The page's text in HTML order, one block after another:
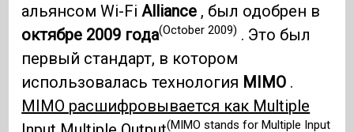
альянсом Wi-Fi Alliance , был одобрен в
октябре 2009 года(October 2009) . Это был
первый стандарт, в котором
использовалась технология MIMO .
MIMO расшифровывается как Multiple
(MIMO stands for Multiple Input